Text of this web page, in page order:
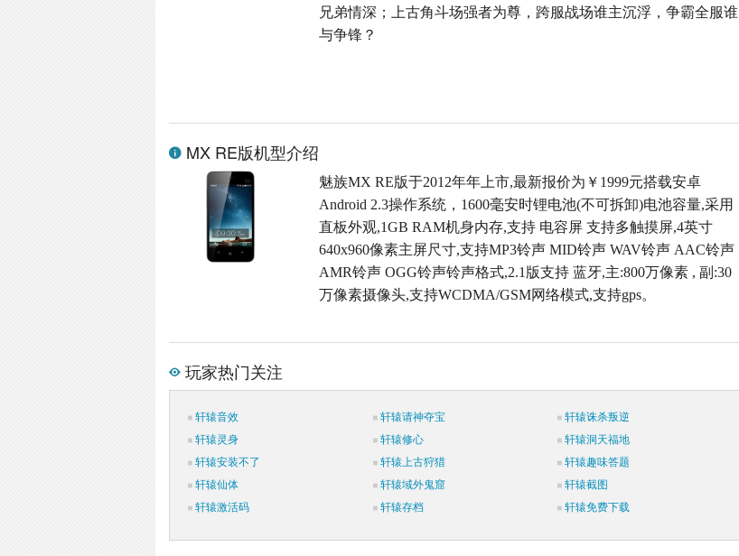
兄弟情深；上古角斗场强者为尊，跨服战场谁主沉浮，争霸全服谁
与争锋？
MX RE版机型介绍
魅族MX RE版于2012年年上市,最新报价为￥1999元搭载安卓
Android 2.3操作系统，1600毫安时锂电池(不可拆卸)电池容量,采用
直板外观,1GB RAM机身内存,支持 电容屏 支持多触摸屏,4英寸
640x960像素主屏尺寸,支持MP3铃声 MID铃声 WAV铃声 AAC铃声
AMR铃声 OGG铃声铃声格式,2.1版支持 蓝牙,主:800万像素 , 副:30
万像素摄像头,支持WCDMA/GSM网络模式,支持gps。
玩家热门关注
轩辕音效 轩辕请神夺宝
轩辕诛杀叛逆
轩辕灵身
轩辕修心
轩辕洞天福地
轩辕安装不了
轩辕上古狩猎
轩辕趣味答题
轩辕仙体
轩辕域外鬼窟
轩辕截图
轩辕激活码
轩辕存档 轩辕免费下载